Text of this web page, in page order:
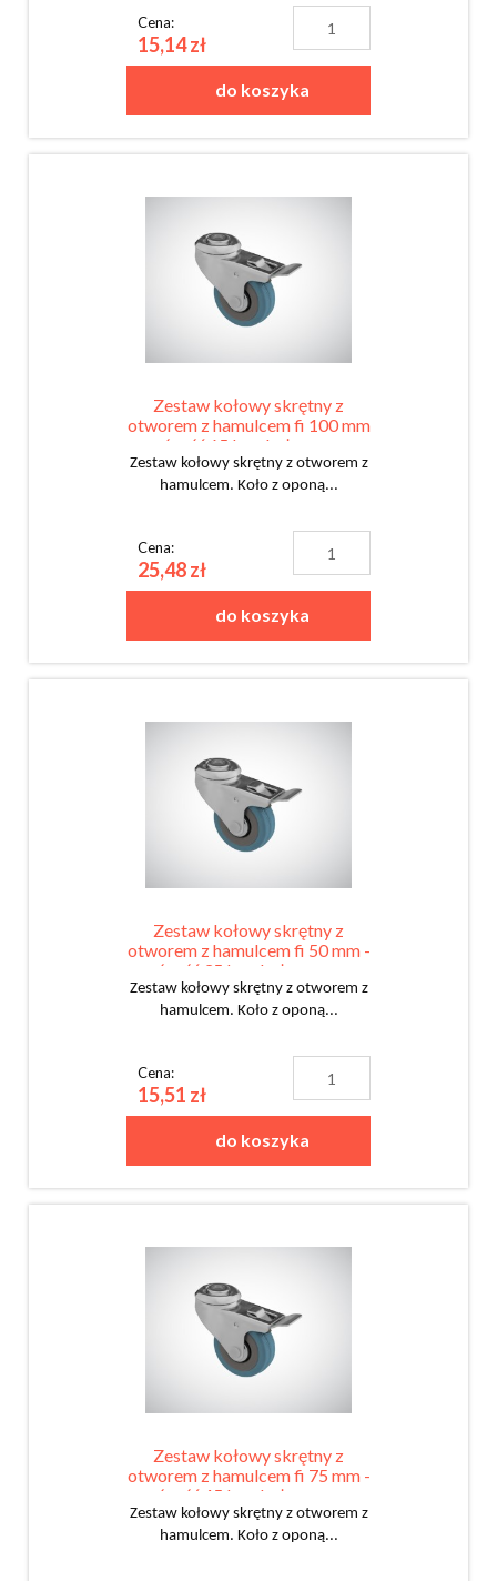
Cena:
15,14 zł
do koszyka
Zestaw kołowy skrętny z
otworem z hamulcem fi 100 mm
- nośność 65 kg - koło z oponą
gumową
Zestaw kołowy skrętny z otworem z
hamulcem. Koło z oponą...
Cena:
25,48 zł
do koszyka
Zestaw kołowy skrętny z
otworem z hamulcem fi 50 mm -
nośność 35 kg - koło z oponą
gumową
Zestaw kołowy skrętny z otworem z
hamulcem. Koło z oponą...
Cena:
15,51 zł
do koszyka
Zestaw kołowy skrętny z
otworem z hamulcem fi 75 mm -
nośność 45 kg - koło z oponą
gumową
Zestaw kołowy skrętny z otworem z
hamulcem. Koło z oponą...